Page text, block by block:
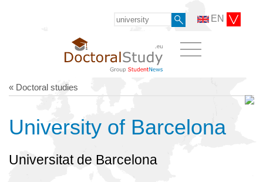
EN
« Doctoral studies
University of Barcelona
Universitat de Barcelona